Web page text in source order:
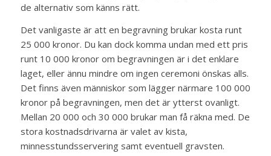
de alternativ som känns rätt.
Det vanligaste är att en begravning brukar kosta runt
25 000 kronor. Du kan dock komma undan med ett pris
runt 10 000 kronor om begravningen är i det enklare
laget, eller ännu mindre om ingen ceremoni önskas alls.
Det finns även människor som lägger närmare 100 000
kronor på begravningen, men det är ytterst ovanligt.
Mellan 20 000 och 30 000 brukar man få räkna med. De
stora kostnadsdrivarna är valet av kista,
minnesstundsservering samt eventuell gravsten.